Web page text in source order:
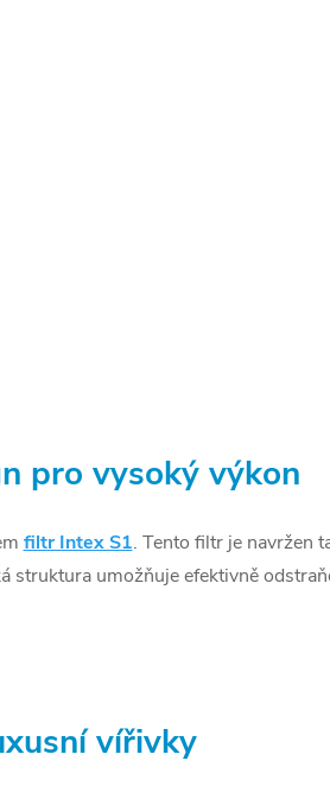
pro vysoký výkon
filtr Intex S1. Tento filtr je navržen
struktura umožňuje efektivně
vířivky